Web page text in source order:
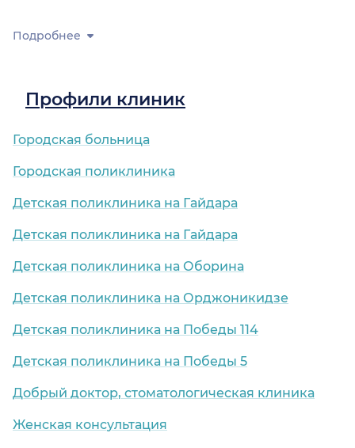
Подробнее
Профили клиник
Городская больница
Городская поликлиника
Детская поликлиника на Гайдара
Детская поликлиника на Гайдара
Детская поликлиника на Оборина
Детская поликлиника на Орджоникидзе
Детская поликлиника на Победы 114
Детская поликлиника на Победы 5
Добрый доктор, стоматологическая клиника
Женская консультация